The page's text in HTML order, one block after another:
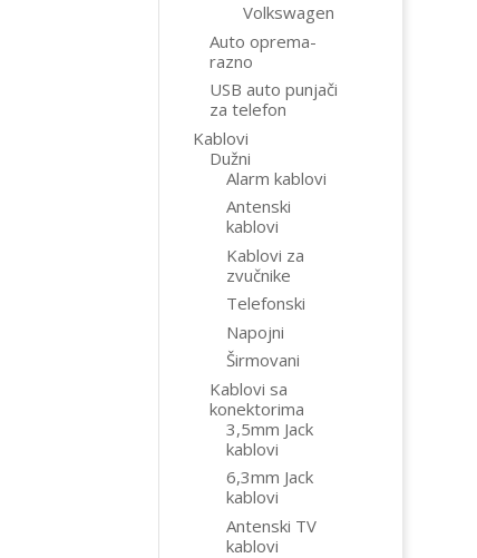
Volkswagen
Auto oprema-
razno
USB auto punjači
za telefon
Kablovi
Dužni
Alarm kablovi
Antenski
kablovi
Kablovi za
zvučnike
Telefonski
Napojni
Širmovani
Kablovi sa
konektorima
3,5mm Jack
kablovi
6,3mm Jack
kablovi
Antenski TV
kablovi